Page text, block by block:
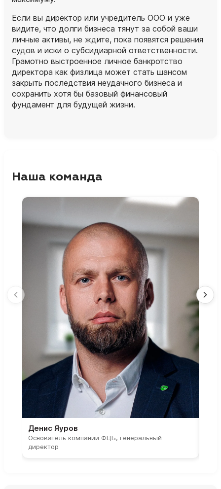
Если вы директор или учредитель ООО и уже
видите, что долги бизнеса тянут за собой ваши
личные активы, не ждите, пока появятся решения
судов и иски о субсидиарной ответственности.
Грамотно выстроенное личное банкротство
директора как физлица может стать шансом
закрыть последствия неудачного бизнеса и
сохранить хотя бы базовый финансовый
фундамент для будущей жизни.
Наша команда
Денис Яуров
Основатель компании ФЦБ, генеральный
директор